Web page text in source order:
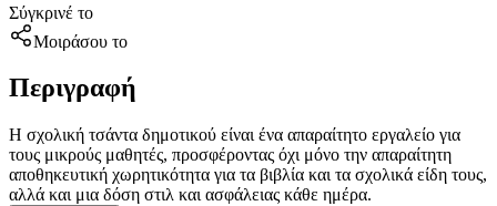
Σύγκρινέ το
Μοιράσου το
Περιγραφή
Η σχολική τσάντα δημοτικού είναι ένα απαραίτητο εργαλείο για
τους μικρούς μαθητές, προσφέροντας όχι μόνο την απαραίτητη
αποθηκευτική χωρητικότητα για τα βιβλία και τα σχολικά είδη τους,
αλλά και μια δόση στιλ και ασφάλειας κάθε ημέρα.